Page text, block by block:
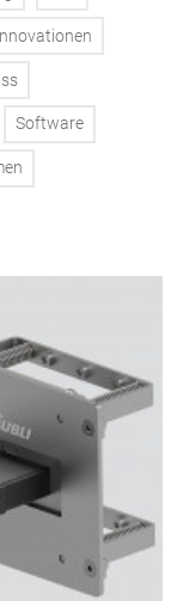
Software